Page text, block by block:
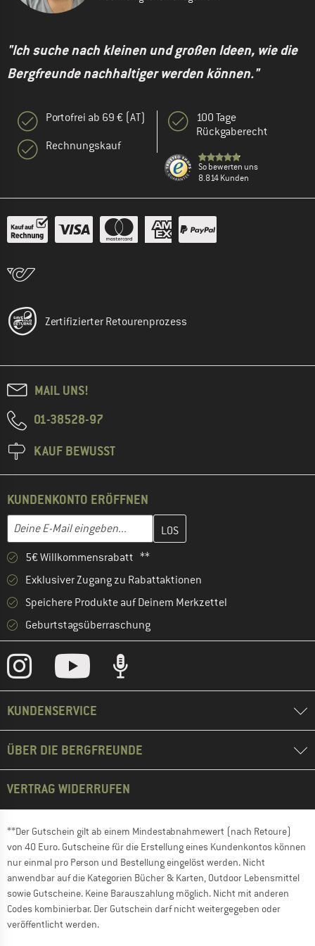
"Ich suche nach kleinen und großen Ideen, wie die
Bergfreunde nachhaltiger werden können."
Portofrei ab 69 € (AT)
Rechnungskauf
100 Tage
Rückgaberecht
So bewerten uns
8.814 Kunden
Zertifizierter Retourenprozess
MAIL UNS!
01-38528-97
KAUF BEWUSST
KUNDENKONTO ERÖFFNEN
E-Mail-Adresse
Gib hier deine E-Mail-Adresse ein und erstelle im nächsten
5€ Willkommensrabatt **
Exklusiver Zugang zu Rabattaktionen
Speichere Produkte auf Deinem Merkzettel
Geburtstagsüberraschung
KUNDENSERVICE
ÜBER DIE BERGFREUNDE
VERTRAG WIDERRUFEN
**Der Gutschein gilt ab einem Mindestabnahmewert (nach Retoure)
von 40 Euro. Gutscheine für die Erstellung eines Kundenkontos können
nur einmal pro Person und Bestellung eingelöst werden. Nicht
anwendbar auf die Kategorien Bücher & Karten, Outdoor Lebensmittel
sowie Gutscheine. Keine Barauszahlung möglich. Nicht mit anderen
Codes kombinierbar. Der Gutschein darf nicht weitergegeben oder
veröffentlicht werden.